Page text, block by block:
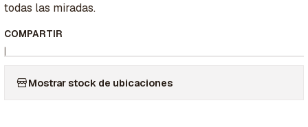
todas las miradas.
COMPARTIR
|
Mostrar stock de ubicaciones